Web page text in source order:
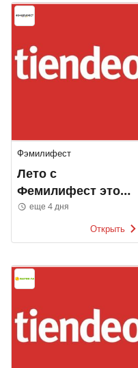
Фэмилифест
Лето с
Фемилифест это
просто!
еще 4 дня
Открыть